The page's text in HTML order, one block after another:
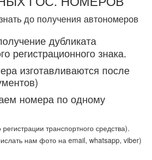
до получения автономеров
дубликата
регистрационного знака.
изготавливаются после
номера по одному
транспортного средства).
нам фото на email, whatsapp, viber)